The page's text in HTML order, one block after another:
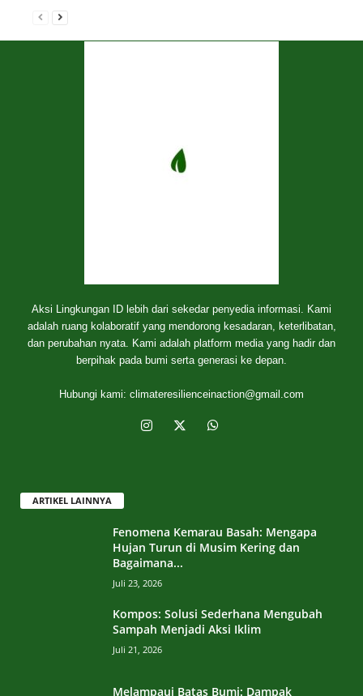
Aksi Lingkungan ID lebih dari sekedar penyedia informasi. Kami
adalah ruang kolaboratif yang mendorong kesadaran, keterlibatan,
dan perubahan nyata. Kami adalah platform media yang hadir dan
berpihak pada bumi serta generasi ke depan.
Hubungi kami: climateresilienceinaction@gmail.com
ARTIKEL LAINNYA
Fenomena Kemarau Basah: Mengapa
Hujan Turun di Musim Kering dan
Bagaimana...
Juli 23, 2026
Kompos: Solusi Sederhana Mengubah
Sampah Menjadi Aksi Iklim
Juli 21, 2026
Melampaui Batas Bumi: Dampak